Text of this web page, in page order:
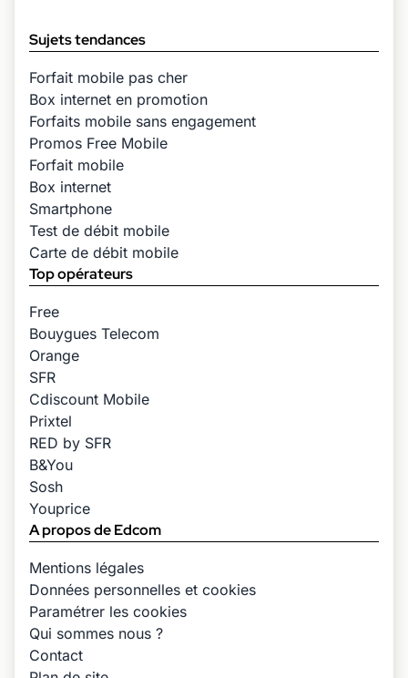
Sujets tendances
Forfait mobile pas cher
Box internet en promotion
Forfaits mobile sans engagement
Promos Free Mobile
Forfait mobile
Box internet
Smartphone
Test de débit mobile
Carte de débit mobile
Top opérateurs
Free
Bouygues Telecom
Orange
SFR
Cdiscount Mobile
Prixtel
RED by SFR
B&You
Sosh
Youprice
A propos de Edcom
Mentions légales
Données personnelles et cookies
Paramétrer les cookies
Qui sommes nous ?
Contact